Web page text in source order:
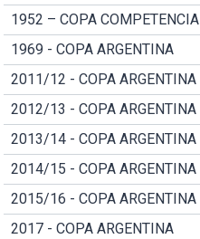
1952 – COPA COMPETENCIA
1969 - COPA ARGENTINA
2011/12 - COPA ARGENTINA
2012/13 - COPA ARGENTINA
2013/14 - COPA ARGENTINA
2014/15 - COPA ARGENTINA
2015/16 - COPA ARGENTINA
2017 - COPA ARGENTINA